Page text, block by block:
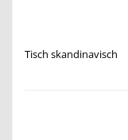
Tisch skandinavisch